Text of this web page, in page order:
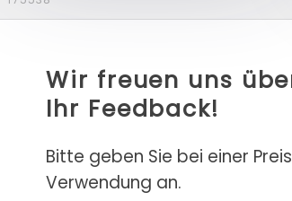
Wir freuen uns
Ihr Feedback!
Bitte geben Sie bei einer
Verwendung an.